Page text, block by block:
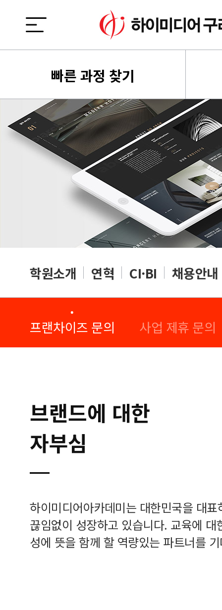
빠른 과정 찾기
학원소개 연혁 CI·BI 채용안내
·
프랜차이즈 문의 사업 제휴 문의
브랜드에 대한
자부심
하이미디어아카데미는 대한민국을 대
끊임없이 성장하고 있습니다. 교육에
성에 뜻을 함께 할 역량있는 파트너를